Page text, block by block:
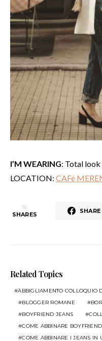
I’M WEARING: Total look
LOCATION: CAFé
16
SHARES SHARE
Related Topics
ABBIGLIAMENTO COLLOQUIO
BLOGGER ROMANE
BOYFRIEND JEANS
COME ABBINARE
COME ABBINARE I JEANS IN